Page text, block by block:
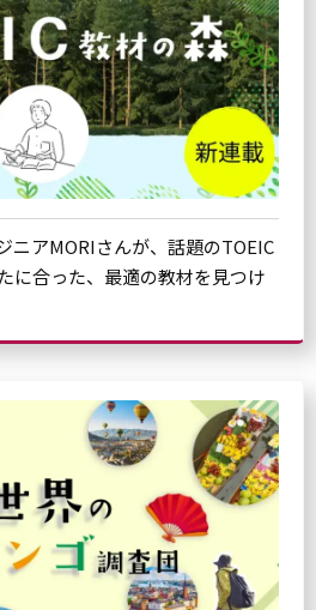
ニアMORIさんが、話題のTOEIC
に合った、最適の教材を見つけ